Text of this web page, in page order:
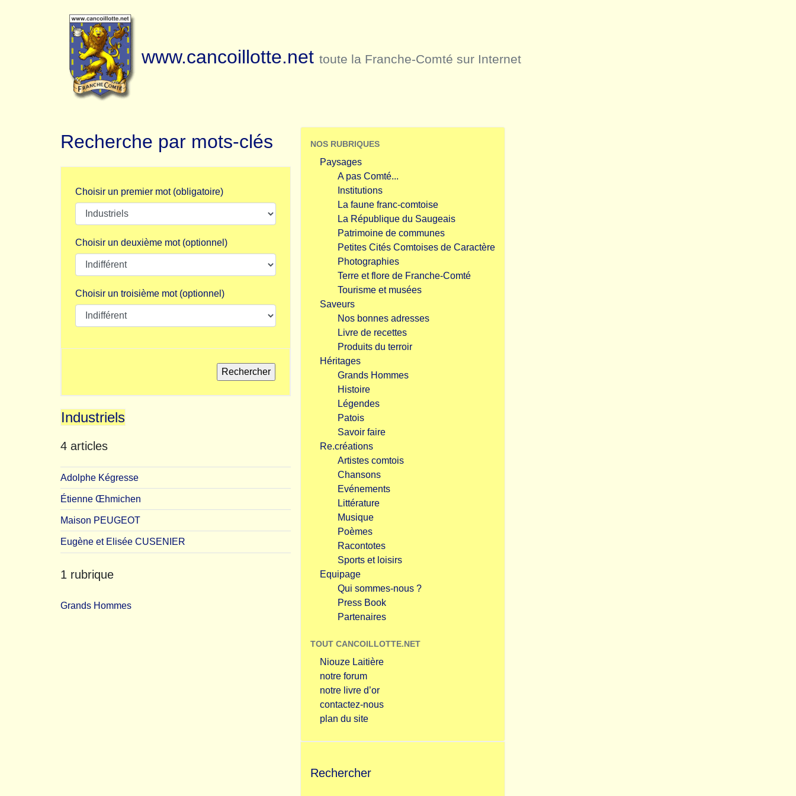
www.cancoillotte.net toute la Franche-Comté sur Internet
Recherche par mots-clés
Choisir un premier mot (obligatoire)
Choisir un deuxième mot (optionnel)
Choisir un troisième mot (optionnel)
Industriels
4 articles
Adolphe Kégresse
Étienne Œhmichen
Maison PEUGEOT
Eugène et Elisée CUSENIER
1 rubrique
Grands Hommes
NOS RUBRIQUES
Paysages
A pas Comté...
Institutions
La faune franc-comtoise
La République du Saugeais
Patrimoine de communes
Petites Cités Comtoises de Caractère
Photographies
Terre et flore de Franche-Comté
Tourisme et musées
Saveurs
Nos bonnes adresses
Livre de recettes
Produits du terroir
Héritages
Grands Hommes
Histoire
Légendes
Patois
Savoir faire
Re.créations
Artistes comtois
Chansons
Evénements
Littérature
Musique
Poèmes
Racontotes
Sports et loisirs
Equipage
Qui sommes-nous ?
Press Book
Partenaires
TOUT CANCOILLOTTE.NET
Niouze Laitière
notre forum
notre livre d’or
contactez-nous
plan du site
Rechercher